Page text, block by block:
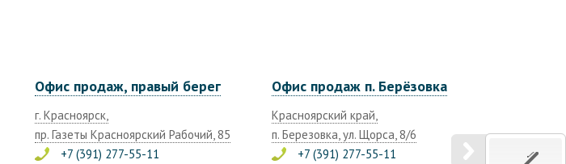
Офис продаж, правый берег
г. Красноярск,
пр. Газеты Красноярский Рабочий, 85
+7 (391) 277-55-11
Офис продаж п. Берёзовка
Красноярский край,
п. Березовка, ул. Щорса, 8/6
+7 (391) 277-55-11